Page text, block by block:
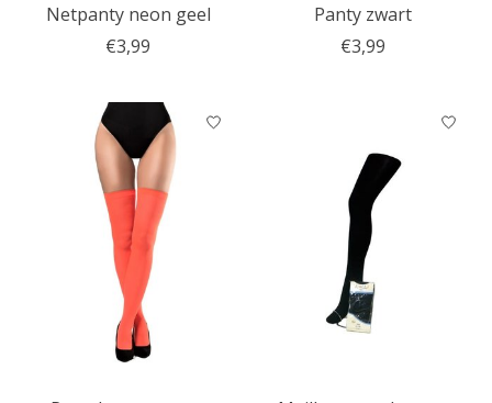
Netpanty neon geel
€3,99
Panty zwart
€3,99